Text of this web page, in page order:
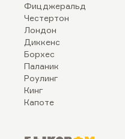
Фицджеральд
Честертон
Лондон
Диккенс
Борхес
Паланик
Роулинг
Кинг
Капоте